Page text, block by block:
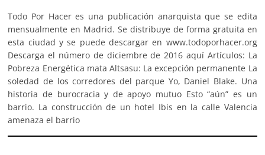
Todo Por Hacer es una publicación anarquista que se edita
mensualmente en Madrid. Se distribuye de forma gratuita en
esta ciudad y se puede descargar en www.todoporhacer.org
Descarga el número de diciembre de 2016 aquí Artículos: La
Pobreza Energética mata Altsasu: La excepción permanente La
soledad de los corredores del parque Yo, Daniel Blake. Una
historia de burocracia y de apoyo mutuo Esto “aún” es un
barrio. La construcción de un hotel Ibis en la calle Valencia
amenaza el barrio